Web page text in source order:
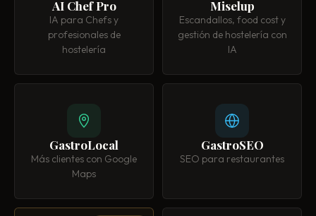
AI Chef Pro
IA para Chefs y
profesionales de
hostelería
Miselup
Escandallos, food cost y
gestión de hostelería con
IA
GastroLocal
Más clientes con Google
Maps
GastroSEO
SEO para restaurantes